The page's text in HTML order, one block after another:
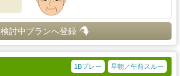
検討中プランへ登録
早朝／午前スルー
1Bプレー